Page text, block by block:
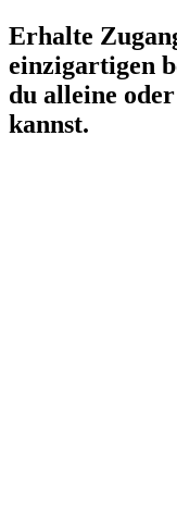
Erhalte
einzigartigen
du alleine
kannst.